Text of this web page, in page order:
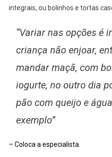
integrais, ou bolinhos e tortas
“Variar nas opções é
criança não enjoar,
mandar maçã, com
iogurte, no outro dia
pão com queijo e
exemplo”
– Coloca a especialista.